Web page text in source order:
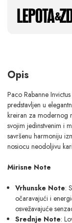
Opis
Paco Rabanne
predstavljen u
kreiran za modernog
svojim jedinstvenim i
savršenu harmoniju
nosiocu neodoljivu
Mirisne Note
Vrhunske Note:
očaravajući i
osvežavajuće
Srednje Note: